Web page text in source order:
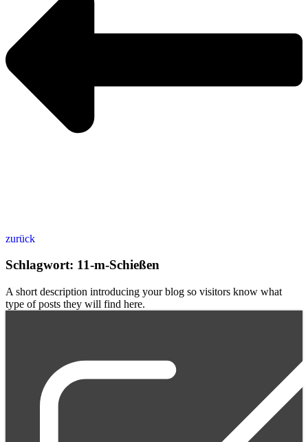
zurück
Schlagwort: 11-m-Schießen
A short description introducing your blog so visitors know what
type of posts they will find here.